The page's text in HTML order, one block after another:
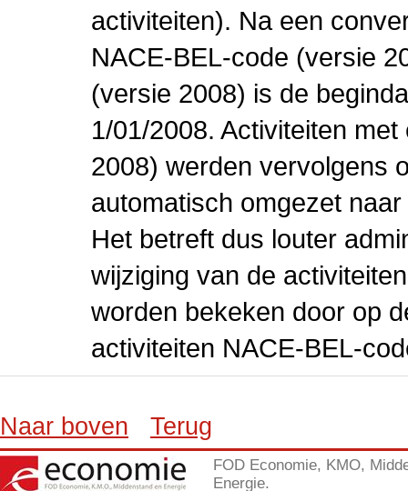
activiteiten). Na een
NACE-BEL-code (versie
(versie 2008) is de
1/01/2008. Activiteiten
2008) werden vervolgens
automatisch omgezet
Het betreft dus louter
wijziging van de
worden bekeken door op
activiteiten NACE-BEL-
Naar boven Terug
FOD Economie, KMO,
Energie.